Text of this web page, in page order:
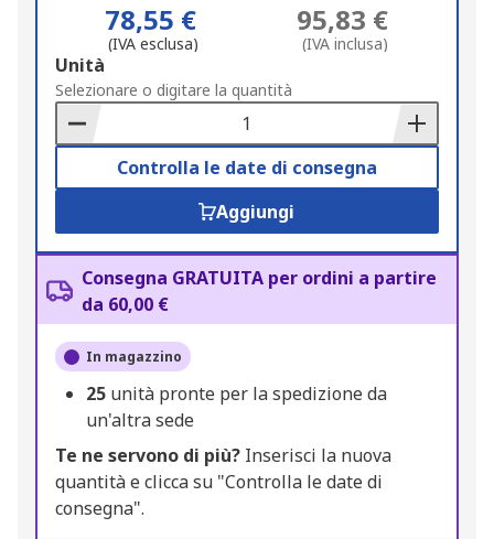
78,55 €
(IVA esclusa)
95,83 €
(IVA inclusa)
Add
to
Basket
Unità
Selezionare o digitare la quantità
Controlla le date di consegna
Aggiungi
Consegna GRATUITA per ordini a partire
da 60,00 €
In magazzino
25 unità pronte per la spedizione da
un'altra sede
Te ne servono di più? Inserisci la nuova
quantità e clicca su "Controlla le date di
consegna".